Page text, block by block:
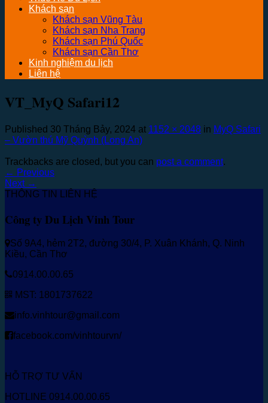
Khách sạn
Khách sạn Vũng Tàu
Khách sạn Nha Trang
Khách sạn Phú Quốc
Khách sạn Cần Thơ
Kinh nghiệm du lịch
Liên hệ
VT_MyQ Safari12
Published 30 Tháng Bảy, 2024 at 1152 × 2048 in MyQ Safari
– Vườn thú Mỹ Quỳnh (Long An)
Trackbacks are closed, but you can post a comment.
← Previous
Next →
THÔNG TIN LIÊN HỆ
Công ty Du Lịch Vinh Tour
Số 9A4, hẻm 2T2, đường 30/4, P. Xuân Khánh, Q. Ninh
Kiều, Cần Thơ
0914.00.00.65
MST: 1801737622
info.vinhtour@gmail.com
facebook.com/vinhtourvn/
HỖ TRỢ TƯ VẤN
HOTLINE 0914.00.00.65